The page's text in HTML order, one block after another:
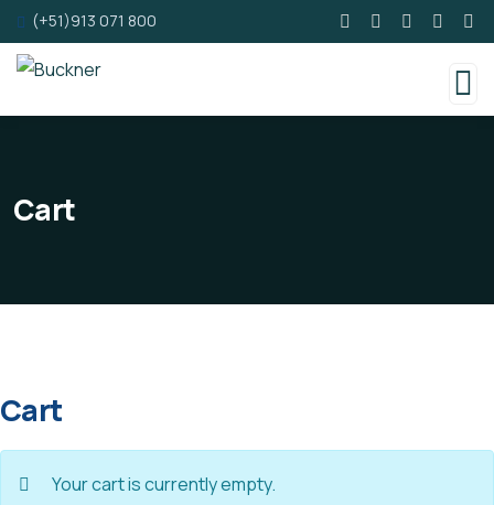
(+51)913 071 800
Cart
Cart
Your cart is currently empty.